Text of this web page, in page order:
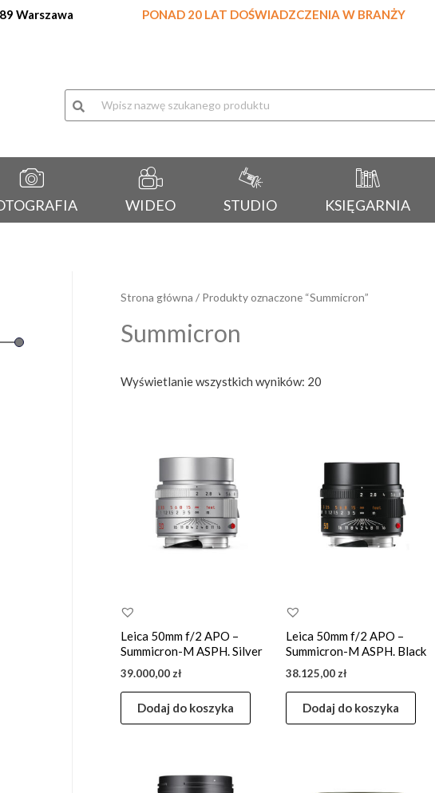
Warszawa PONAD 20 LAT DOŚWIADZCZENIA W BRANŻY
Wyszukiwarka
produktów
WIDEO STUDIO KSIĘGARNIA
Strona główna / Produkty oznaczone “Summicron”
Summicron
Wyświetlanie wszystkich wyników: 20
wysokiej
do
niskiej
Leica 50mm f/2 APO –
Summicron-M ASPH. Silver
39.000,00 zł
Dodaj do koszyka
Leica 50mm f/2 APO –
Summicron-M ASPH. Black
38.125,00 zł
Dodaj do koszyka